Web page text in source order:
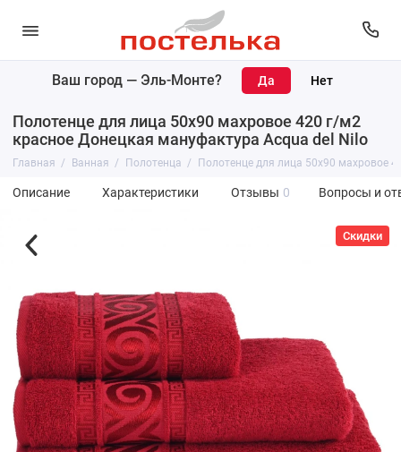
Ваш город — Эль-Монте?
Полотенце для лица 50х90 махровое 420 г/м2
красное Донецкая мануфактура Acqua del Nilo
Главная Ванная Полотенца Полотенце для лица 50х90 махровое
Описание Характеристики Отзывы 0 Вопросы и
Скидки